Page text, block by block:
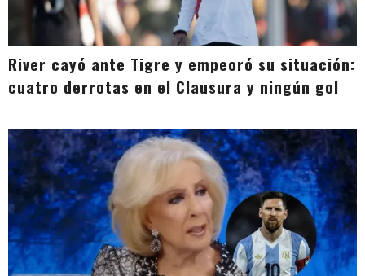
River cayó ante Tigre y empeoró su situación:
cuatro derrotas en el Clausura y ningún gol